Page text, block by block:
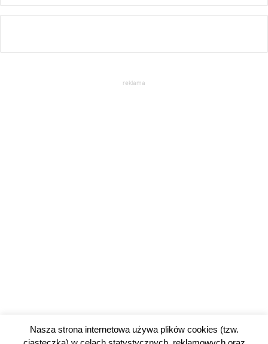
reklama
Nasza strona internetowa używa plików cookies (tzw.